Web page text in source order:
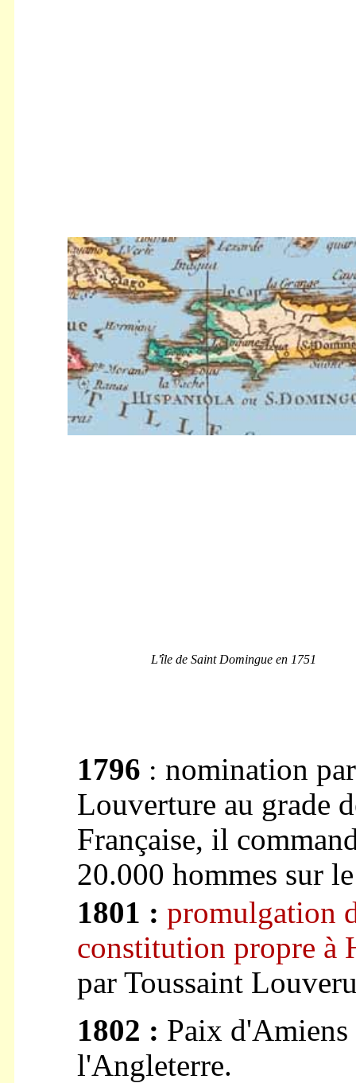
L'île de Saint Domingue en 1751
1796 : nomination
Louverture au grade
Française, il
20.000 hommes sur
1801 : promulgation
constitution propre à
par Toussaint
1802 : Paix d'Amiens
l'Angleterre.